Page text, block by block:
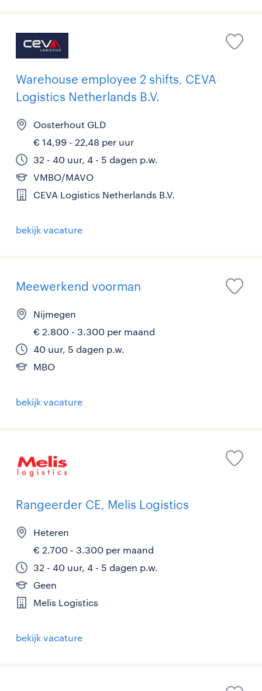
Warehouse employee 2 shifts, CEVA
Logistics Netherlands B.V.
Oosterhout GLD
€ 14,99 - 22,48 per uur
32 - 40 uur, 4 - 5 dagen p.w.
VMBO/MAVO
CEVA Logistics Netherlands B.V.
bekijk vacature
Meewerkend voorman
Nijmegen
€ 2.800 - 3.300 per maand
40 uur, 5 dagen p.w.
MBO
bekijk vacature
Rangeerder CE, Melis Logistics
Heteren
€ 2.700 - 3.300 per maand
32 - 40 uur, 4 - 5 dagen p.w.
Geen
Melis Logistics
bekijk vacature